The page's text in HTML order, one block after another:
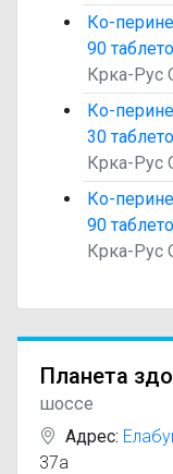
Ко-
90
Крка-Рус
Ко-
30
Крка-Рус
Ко-
90
Крка-Рус
Планета
шоссе
Адрес:
37а